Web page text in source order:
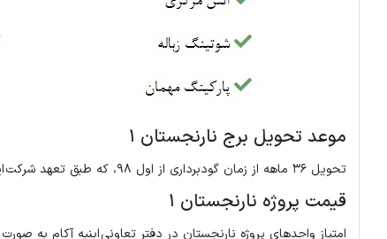
موعد تحویل برج نارنجستان 1
تحویل 36 ماهه از زمان گودبرداری از اول 98، که طبق تعهد شرکت این اتفاق هم افتاده و واحدهای این برج تحویل شده است.
قیمت پروژه نارنجستان 1
امتیاز واحدهای پروژه نارنجستان در دفتر تعاونی ابنیه آکام به